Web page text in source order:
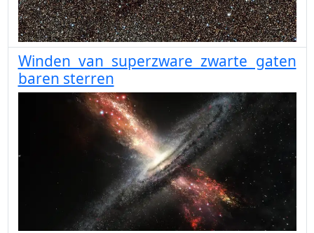
Winden van superzware zwarte gaten
baren sterren